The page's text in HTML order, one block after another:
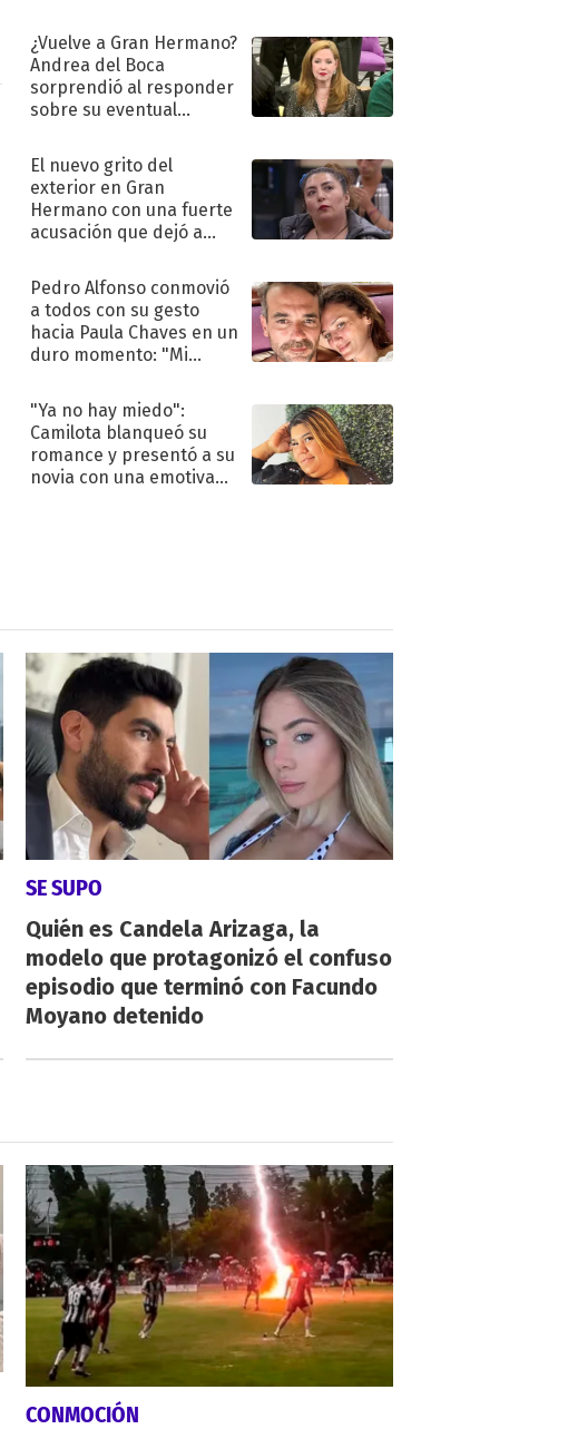
¿Vuelve a Gran Hermano?
Andrea del Boca
sorprendió al responder
sobre su eventual
El nuevo grito del
exterior en Gran
Hermano con una fuerte
acusación que dejó a
"Traidora"
Pedro Alfonso conmovió
a todos con su gesto
hacia Paula Chaves en un
duro momento: "Mi
terapéutico"
"Ya no hay miedo":
Camilota blanqueó su
romance y presentó a su
novia con una emotiva
SE SUPO
Quién es Candela Arizaga, la
modelo que protagonizó el confuso
episodio que terminó con Facundo
Moyano detenido
CONMOCIÓN